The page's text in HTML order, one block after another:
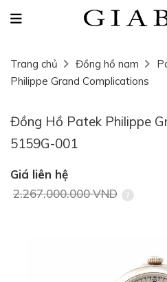
Trang chủ Đồng hồ nam
Philippe Grand Complications
Đồng Hồ Patek Philippe
5159G-001
Giá liên hệ
2.267.000.000 VND